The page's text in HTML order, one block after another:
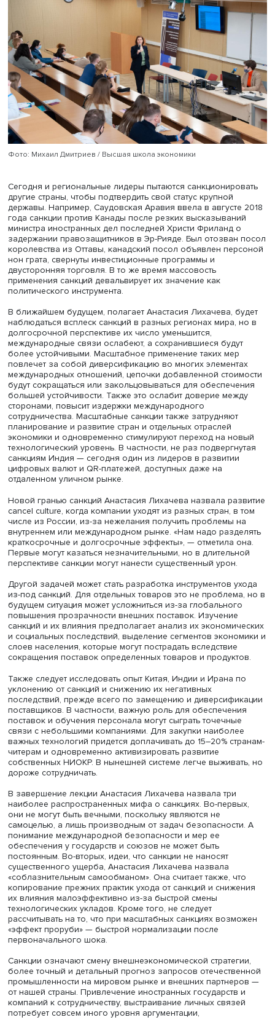
желающие присоединяться к ним, вынуждены изучать
санкционные режимы и перепроверять их, чтобы не
под один из них.
Анастасия Лихачева полагает, что в ближайшие годы
применяться смешивание политических и
инструментов и что нарастающий масштаб мер
вероятность экономических шоков. Одновременно
расширение использования санкций усилит стремление
экономических агентов смягчить их негативные
лоббирование интересов своих индустрий. Сами
усложнятся, полагает декан, их цена возрастет,
одна страна не может быть уверена, что не
или иным односторонним воздействиям. У России и ее
страховочные механизмы против санкций,
Анастасия Лихачева.
Фото: Михаил Дмитриев / Высшая школа экономики
Сегодня и региональные лидеры пытаются
другие страны, чтобы подтвердить свой статус крупной
державы. Например, Саудовская Аравия ввела в
года санкции против Канады после резких
министра иностранных дел последней Христи Фриланд
задержании правозащитников в Эр-Рияде. Был
королевства из Оттавы, канадский посол объявлен
нон грата, свернуты инвестиционные программы и
двусторонняя торговля. В то же время массовость
применения санкций девальвирует их значение как
политического инструмента.
В ближайшем будущем, полагает Анастасия Лихачева,
наблюдаться всплеск санкций в разных регионах
долгосрочной перспективе их число уменьшится,
международные связи ослабеют, а сохранившиеся
более устойчивыми. Масштабное применение таких мер
повлечет за собой диверсификацию во многих
международных отношений, цепочки добавленной
будут сокращаться или закольцовываться для
большей устойчивости. Также это ослабит доверие
сторонами, повысит издержки международного
сотрудничества. Масштабные санкции также затрудняют
планирование и развитие стран и отдельных отраслей
экономики и одновременно стимулируют переход на
технологический уровень. В частности, не раз
санкциям Индия — сегодня один из лидеров в развитии
отдаленном уличном рынке.
Новой гранью санкций Анастасия Лихачева назвала
cancel culture, когда компании уходят из разных стран,
числе из России, из-за нежелания получить проблемы
внутреннем или международном рынке. «Нам надо
краткосрочные и долгосрочные эффекты», — отметила
Первые могут казаться незначительными, но в
перспективе санкции могут нанести существенный урон.
Другой задачей может стать разработка инструментов
из-под санкций. Для отдельных товаров это не
будущем ситуация может усложниться из-за
санкций и их влияния предполагает анализ их
и социальных последствий, выделение сегментов
слоев населения, которые могут пострадать вследствие
сокращения поставок определенных товаров и